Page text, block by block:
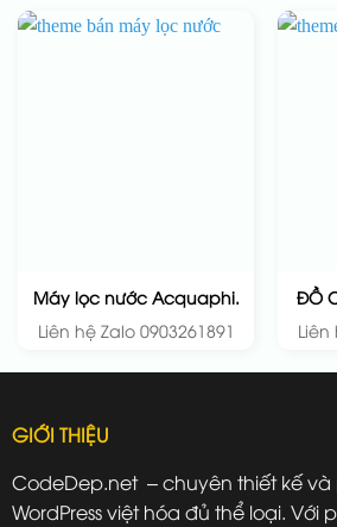
Máy lọc nước Acquaphi.
Liên hệ Zalo 0903261891
ĐỒ
Liên
GIỚI THIỆU
CodeDep.net – chuyên thiết kế và
WordPress việt hóa đủ thể loại. Với